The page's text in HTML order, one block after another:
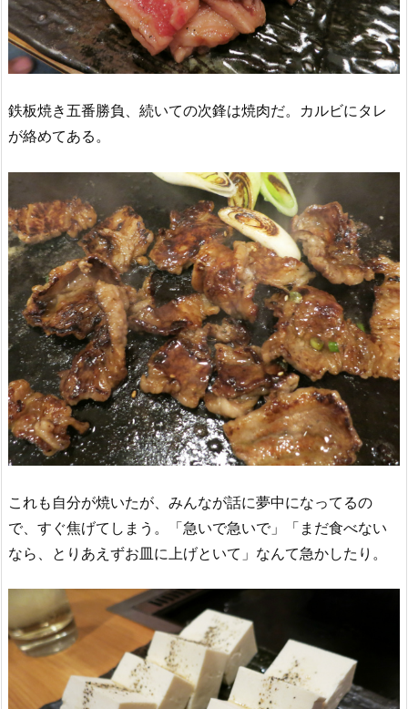
鉄板焼き五番勝負、続いての次鋒は焼肉だ。カルビにタレ
が絡めてある。
これも自分が焼いたが、みんなが話に夢中になってるの
で、すぐ焦げてしまう。「急いで急いで」「まだ食べない
なら、とりあえずお皿に上げといて」なんて急かしたり。